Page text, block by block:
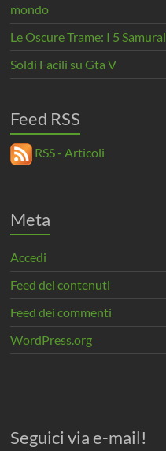
mondo
Le Oscure Trame: I 5 Samurai
Soldi Facili su Gta V
Feed RSS
RSS - Articoli
Meta
Accedi
Feed dei contenuti
Feed dei commenti
WordPress.org
Seguici via e-mail!